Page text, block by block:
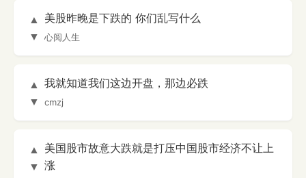
▲
▼
美股昨晚是下跌的 你们乱写什么
心阅人生
▲
▼
我就知道我们这边开盘，那边必跌
cmzj
▲
▼
美国股市故意大跌就是打压中国股市经济不让上
涨